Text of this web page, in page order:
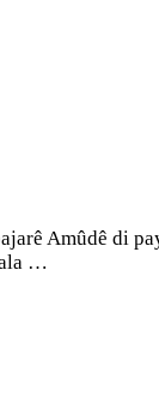
Amûdê di
…